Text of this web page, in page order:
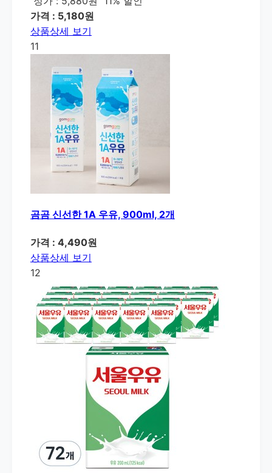
가격 : 5,180원
상품상세 보기
11
곰곰 신선한 1A 우유, 900ml, 2개
가격 : 4,490원
상품상세 보기
12